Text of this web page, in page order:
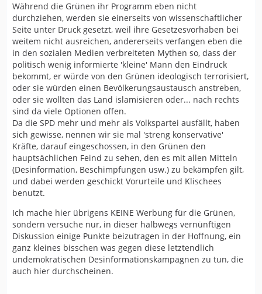
Jedes Centstück steht für ein Luftmolekül. Das eine
Centstück steht für die von Deutschland verursachte
CO2-Menge. Wer glaubt, dieses fehlende Centstück
hätte irgendeine relevante Bedeutung für das Klima
und dabei die zig anderen Einflussfaktoren außer
Betracht lässt, ist halt jemand, der ganz feste glauben
muss. Aber es sind sich ja 99% aller Wissenschaftler
einig, nicht wahr?
Wenn wir über beispielsweise das GEG reden, hat das in
etwa den gleichen Effekt, als wenn Du genau ein
Sandkorn von dem Grundstück entfernst. Dafür kostet
es auch nur ein paar hundert Milliarden. Aber hey, was
soll’s. Das Geld zu nehmen und damit echte Wälder,
keine Baumplantagen entstehen zu lassen, hätte in
etwa einen Effekt mit dem Faktor 1000. Ob das etwas
am Klima ändern würde, würde ich stark bezweifeln.
Ich finde, es ist eine überragende Geschäftsidee, die
Luft, die wir ausatmen, zu besteuern oder mit Preisen
zu belegen. Darauf muss man erstmal kommen. Und
dann muss man es nur noch schaffen, dass eine völlig
verblödete Gesellschaft das auch noch abfeiert.
Respekt.
Während die Grünen ihr Programm eben nicht
durchziehen, werden sie einerseits von wissenschaftlicher
Seite unter Druck gesetzt, weil ihre Gesetzesvorhaben bei
weitem nicht ausreichen, andererseits verfangen eben die
in den sozialen Medien verbreiteten Mythen so, dass der
politisch wenig informierte 'kleine' Mann den Eindruck
bekommt, er würde von den Grünen ideologisch terrorisiert,
oder sie würden einen Bevölkerungsaustausch anstreben,
oder sie wollten das Land islamisieren oder... nach rechts
sind da viele Optionen offen.
Da die SPD mehr und mehr als Volkspartei ausfällt, haben
sich gewisse, nennen wir sie mal 'streng konservative'
Kräfte, darauf eingeschossen, in den Grünen den
hauptsächlichen Feind zu sehen, den es mit allen Mitteln
(Desinformation, Beschimpfungen usw.) zu bekämpfen gilt,
und dabei werden geschickt Vorurteile und Klischees
benutzt.
Ich mache hier übrigens KEINE Werbung für die Grünen,
sondern versuche nur, in dieser halbwegs vernünftigen
Diskussion einige Punkte beizutragen in der Hoffnung, ein
ganz kleines bisschen was gegen diese letztendlich
undemokratischen Desinformationskampagnen zu tun, die
auch hier durchscheinen.